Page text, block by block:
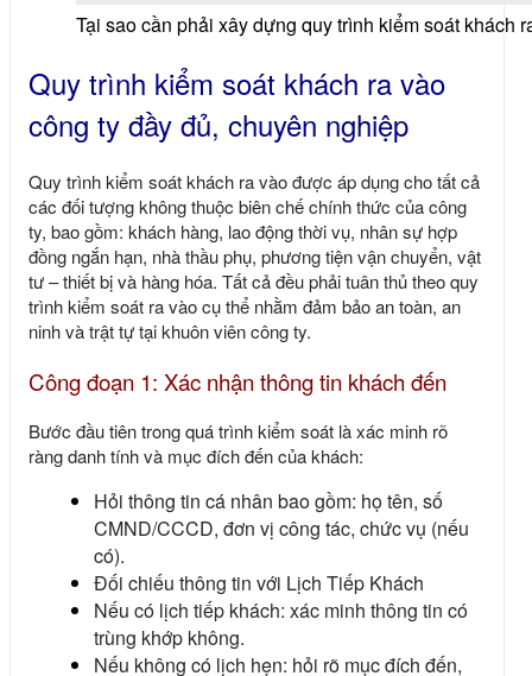
Tại sao cần phải xây dựng quy trình kiểm soát khách
Quy trình kiểm soát khách ra vào
công ty đầy đủ, chuyên nghiệp
Quy trình kiểm soát khách ra vào được áp dụng cho tất cả
các đối tượng không thuộc biên chế chính thức của công
ty, bao gồm: khách hàng, lao động thời vụ, nhân sự hợp
đồng ngắn hạn, nhà thầu phụ, phương tiện vận chuyển, vật
tư – thiết bị và hàng hóa. Tất cả đều phải tuân thủ theo quy
trình kiểm soát ra vào cụ thể nhằm đảm bảo an toàn, an
ninh và trật tự tại khuôn viên công ty.
Công đoạn 1: Xác nhận thông tin khách đến
Bước đầu tiên trong quá trình kiểm soát là xác minh rõ
ràng danh tính và mục đích đến của khách:
Hỏi thông tin cá nhân bao gồm: họ tên, số
CMND/CCCD, đơn vị công tác, chức vụ (nếu
có).
Đối chiếu thông tin với Lịch Tiếp Khách
Nếu có lịch tiếp khách: xác minh thông tin có
trùng khớp không.
Nếu không có lịch hẹn: hỏi rõ mục đích đến,